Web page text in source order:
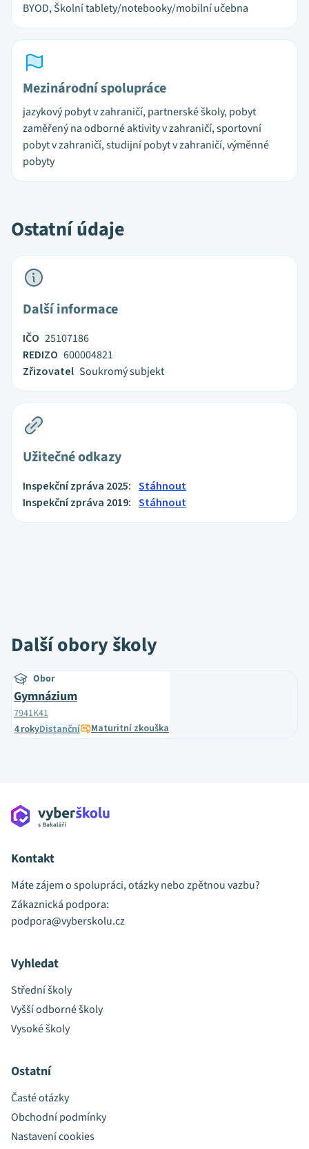
BYOD, Školní tablety/notebooky/mobilní učebna
Mezinárodní spolupráce
jazykový pobyt v zahraničí, partnerské školy, pobyt
zaměřený na odborné aktivity v zahraničí, sportovní
pobyt v zahraničí, studijní pobyt v zahraničí, výměnné
pobyty
Ostatní údaje
Další informace
IČO 25107186
REDIZO 600004821
Zřizovatel Soukromý subjekt
Užitečné odkazy
Inspekční zpráva 2025: Stáhnout
Inspekční zpráva 2019: Stáhnout
Další obory školy
Obor
Gymnázium
7941K41
4 rokyDistanční Maturitní zkouška
Kontakt
Máte zájem o spolupráci, otázky nebo zpětnou vazbu?
Zákaznická podpora:
podpora@vyberskolu.cz
Vyhledat
Střední školy
Vyšší odborné školy
Vysoké školy
Ostatní
Časté otázky
Obchodní podmínky
Nastavení cookies